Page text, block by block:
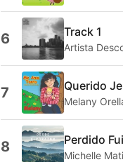
6 Track 1
Artista
7 Querido
Melany
8 Perdido
Michelle